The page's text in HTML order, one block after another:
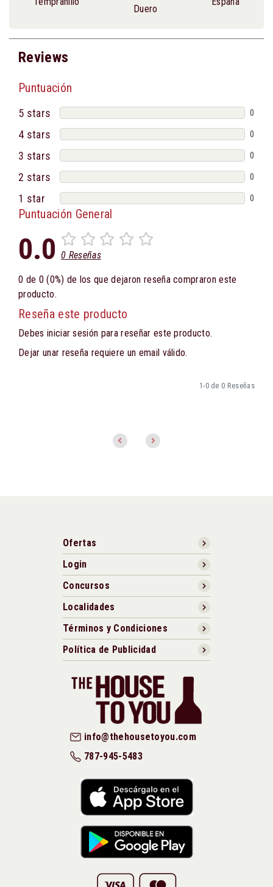
Duero
Reviews
Puntuación
5 stars 0
4 stars 0
3 stars 0
2 stars 0
1 star 0
Puntuación General
0.0 0 Reseñas
0 de 0 (0%) de los que dejaron reseña compraron este
producto.
Reseña este producto
Debes iniciar sesión para reseñar este producto.
Dejar unar reseña requiere un email válido.
1-0 de 0 Reseñas
Ofertas
Login
Concursos
Localidades
Términos y Condiciones
Política de Publicidad
info@thehousetoyou.com
787-945-5483